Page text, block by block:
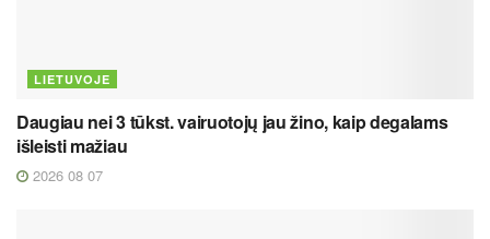
LIETUVOJE
Daugiau nei 3 tūkst. vairuotojų jau žino, kaip degalams
išleisti mažiau
2026 08 07